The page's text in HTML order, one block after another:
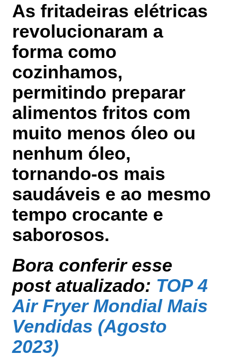
As fritadeiras elétricas
revolucionaram a
forma como
cozinhamos,
permitindo preparar
alimentos fritos com
muito menos óleo ou
nenhum óleo,
tornando-os mais
saudáveis e ao mesmo
tempo crocante e
saborosos.
Bora conferir esse
post atualizado: TOP 4
Air Fryer Mondial Mais
Vendidas (Agosto
2023)